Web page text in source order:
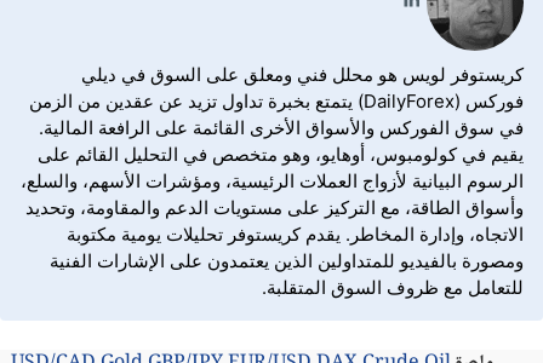
كريستوفر لويس هو محلل فني ومعلق على السوق في ديلي
فوركس (DailyForex) يتمتع بخبرة تداول تزيد عن عقدين من الزمن
في سوق الفوركس والأسواق الأخرى القائمة على الرافعة المالية.
يقيم في كولومبوس، أوهايو، وهو متخصص في التحليل القائم على
الرسوم البيانية لأزواج العملات الرئيسية، ومؤشرات الأسهم، والسلع،
وأسواق الطاقة، مع التركيز على مستويات الدعم والمقاومة، وتحديد
الاتجاه، وإدارة المخاطر. يقدم كريستوفر تحليلات يومية مكتوبة
ومصورة بالفيديو للمتداولين الذين يعتمدون على الإشارات الفنية
للتعامل مع ظروف السوق المتقلبة.